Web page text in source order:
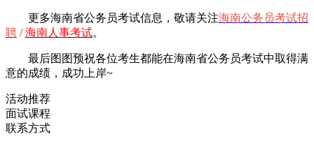
更多海南省公务员考试信息，敬请关注海南公务员考试招
聘 /海南人事考试。
最后图图预祝各位考生都能在海南省公务员考试中取得满
意的成绩，成功上岸~
活动推荐
面试课程
联系方式